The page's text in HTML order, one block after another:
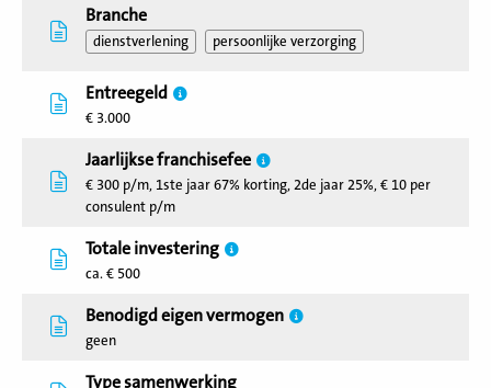
Branche
dienstverlening persoonlijke verzorging
Entreegeld
€ 3.000
Jaarlijkse franchisefee
€ 300 p/m, 1ste jaar 67% korting, 2de jaar 25%, € 10 per
consulent p/m
Totale investering
ca. € 500
Benodigd eigen vermogen
geen
Type samenwerking